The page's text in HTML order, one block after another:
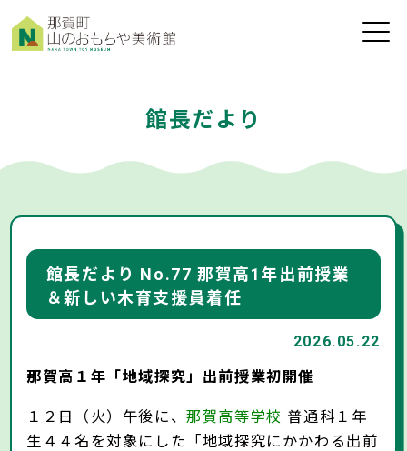
toggle
館長だより
館長だより No.77 那賀高1年出前授業
＆新しい木育支援員着任
2026.05.22
那賀高１年「地域探究」出前授業初開催
１２日（火）午後に、那賀高等学校 普通科１年
生４４名を対象にした「地域探究にかかわる出前